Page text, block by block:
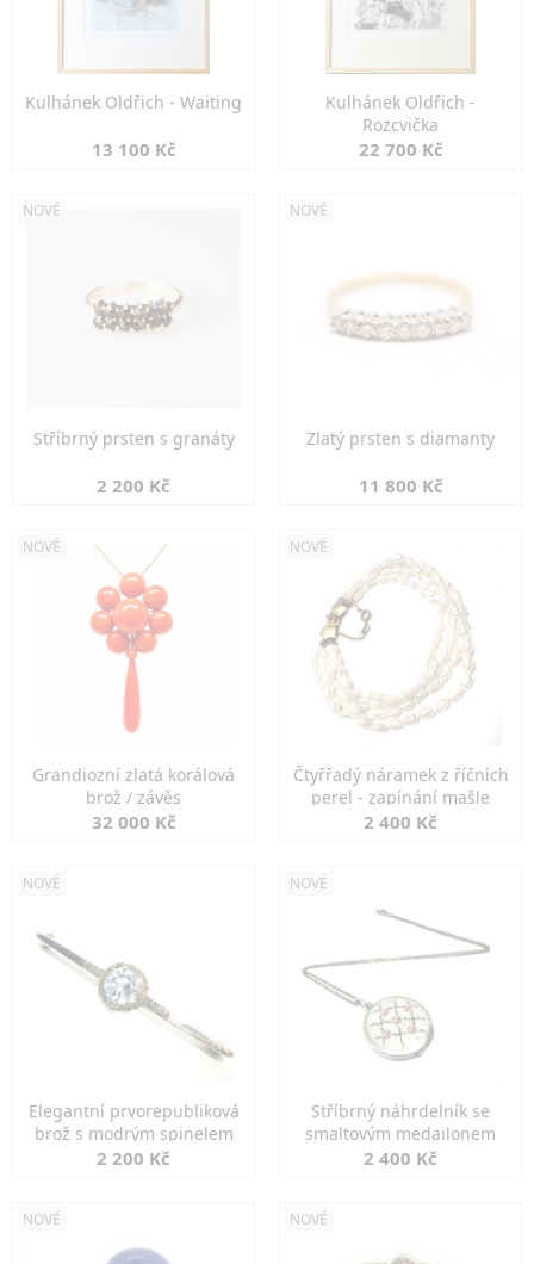
Kulhánek Oldřich - Waiting
13 100 Kč
Kulhánek Oldřich -
Rozcvička
22 700 Kč
NOVÉ
Stříbrný prsten s granáty
2 200 Kč
NOVÉ
Zlatý prsten s diamanty
11 800 Kč
NOVÉ
Grandiozní zlatá korálová
brož / závěs
32 000 Kč
NOVÉ
Čtyřřadý náramek z říčních
perel - zapínání mašle
2 400 Kč
NOVÉ
Elegantní prvorepubliková
brož s modrým spinelem
2 200 Kč
NOVÉ
Stříbrný náhrdelník se
smaltovým medailonem
2 400 Kč
NOVÉ NOVÉ